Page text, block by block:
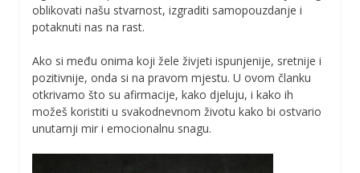
oblikovati našu stvarnost, izgraditi samopouzdanje i
potaknuti nas na rast.
Ako si među onima koji žele živjeti ispunjenije, sretnije i
pozitivnije, onda si na pravom mjestu. U ovom članku
otkrivamo što su afirmacije, kako djeluju, i kako ih
možeš koristiti u svakodnevnom životu kako bi ostvario
unutarnji mir i emocionalnu snagu.